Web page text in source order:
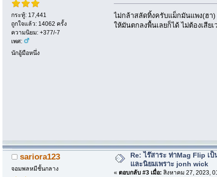
กระทู้: 17,441
ถูกใจแล้ว: 14062 ครั้ง
ความนิยม: +377/-7
เพศ:
นักอู้มือหนึ่ง
ไม่กล้าสลัดทิ้งครับแม็กมันแพง(ฮา
ให้มันตกลงพื้นเลยก็ได้ ไม่ต้องเสีย
sariora123
จอมพลหมีชั้นกลาง
Re: ไร๊สาระ ท่าMag Flip เป็
และนิยมเพราะ jonh wick
« ตอบกลับ #3 เมื่อ: สิงหาคม 27, 2023,